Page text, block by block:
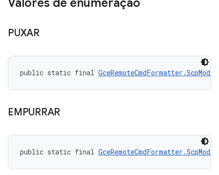
Valores de enumeração
PUXAR
public static final GceRemoteCmdFormatter.ScpMode
EMPURRAR
public static final GceRemoteCmdFormatter.ScpMode